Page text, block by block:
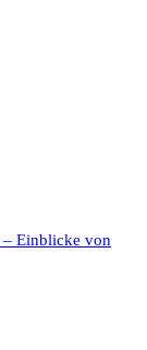
– Einblicke von